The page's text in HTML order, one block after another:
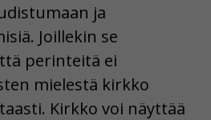
ja
Joillekin se
perinteitä ei
mielestä kirkko
Kirkko voi näyttää